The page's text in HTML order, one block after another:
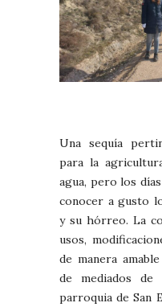
Una sequía
para la
agua, pero los
conocer a gusto
y su hórreo. La
usos,
de manera
de mediados
parroquia de San